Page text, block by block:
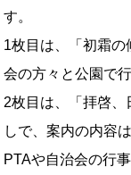
す。
1枚目は、「初霜の
会の方々と公園で
2枚目は、「拝啓、
しで、案内の内容
PTAや自治会の行